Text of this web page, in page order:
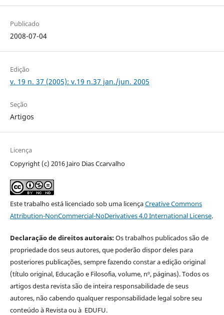
Publicado
2008-07-04
Edição
v. 19 n. 37 (2005): v.19 n.37 jan./jun. 2005
Seção
Artigos
Licença
Copyright (c) 2016 Jairo Dias Ccarvalho
Este trabalho está licenciado sob uma licençaCreative Commons
Attribution-NonCommercial-NoDerivatives 4.0 International License.
Declaração de direitos autorais:Os trabalhos publicados são de
propriedade dos seus autores, que poderão dispor deles para
posteriores publicações, sempre fazendo constar a edição original
(título original, Educação e Filosofia, volume, nº, páginas). Todos os
artigos desta revista são de inteira responsabilidade de seus
autores, não cabendo qualquer responsabilidade legal sobre seu
conteúdo à Revista ou à EDUFU.